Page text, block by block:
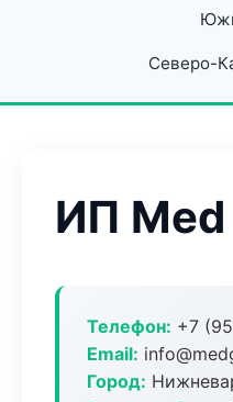
Северо-
ИП Med
Телефон: +7
Email:
Город: